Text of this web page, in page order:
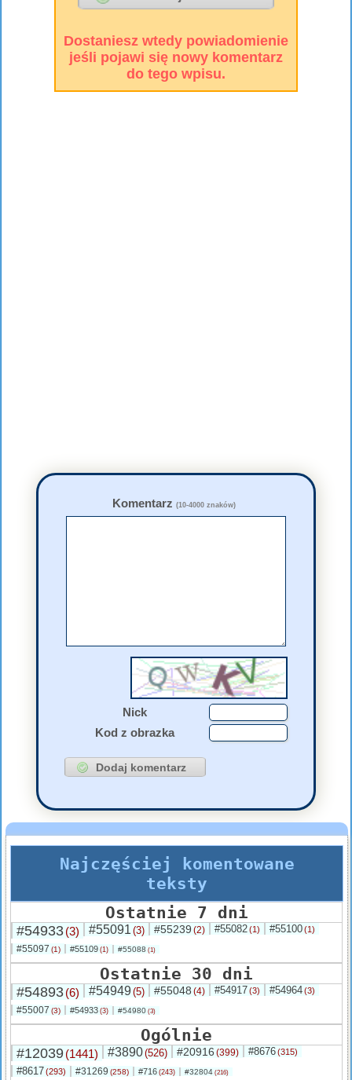
Dostaniesz wtedy powiadomienie
jeśli pojawi się nowy komentarz
do tego wpisu.
Komentarz (10-4000 znaków)
Nick
Kod z obrazka
Najczęściej komentowane
teksty
Ostatnie 7 dni
#54933(3) #55091 (3) #55239 (2) #55082(1) #55100(1)
#55097 (1) #55109 (1) #55088 (1)
Ostatnie 30 dni
#54893(6) #54949(5) #55048 (4) #54917(3) #54964(3)
#55007 (3) #54933 (3) #54980 (3)
Ogólnie
#12039(1441) #3890(526) #20916 (399) #8676(315)
#8617(293) #31269 (258) #716 (243) #32804 (216)